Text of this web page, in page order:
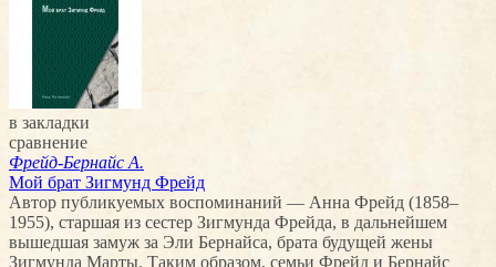
в закладки
сравнение
Фрейд-Бернайс А.
Мой брат Зигмунд Фрейд
Автор публикуемых воспоминаний — Анна Фрейд (1858–
1955), старшая из сестер Зигмунда Фрейда, в дальнейшем
вышедшая замуж за Эли Бернайса, брата будущей жены
Зигмунда Марты. Таким образом, семьи Фрейд и Бернайс